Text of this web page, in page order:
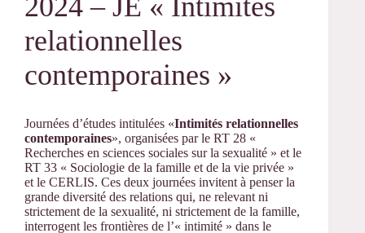
2024 – JE « Intimités
relationnelles
contemporaines »
Journées d’études intitulées «Intimités relationnelles
contemporaines», organisées par le RT 28 «
Recherches en sciences sociales sur la sexualité » et le
RT 33 « Sociologie de la famille et de la vie privée »
et le CERLIS. Ces deux journées invitent à penser la
grande diversité des relations qui, ne relevant ni
strictement de la sexualité, ni strictement de la famille,
interrogent les frontières de l’« intimité » dans le